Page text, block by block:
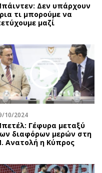
Δεν υπάρχουν
τι μπορούμε να
μαζί
10/2024
Γέφυρα μεταξύ
διαφόρων μερών στη
Ανατολή η Κύπρος